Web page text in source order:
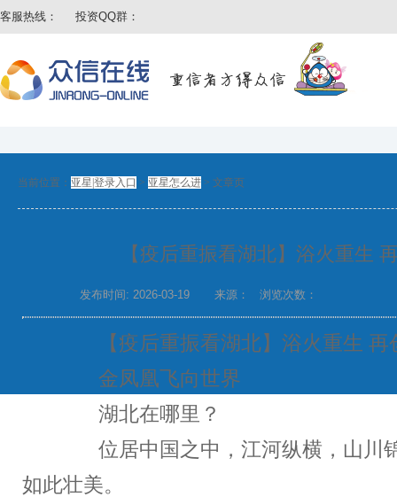
客服热线： 投资QQ群：
当前位置： 亚星|登录入口 > 亚星怎么进 > 文章页
【疫后重振看湖北】浴火重生
发布时间: 2026-03-19 来源： 浏览次数：
【疫后重振看湖北】浴火重生 再
金凤凰飞向世界
湖北在哪里？
位居中国之中，江河纵横，山川
如此壮美。